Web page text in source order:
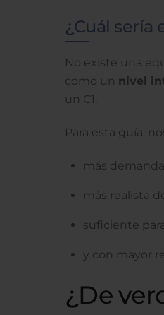
¿Cuál sería
No existe una
como un nivel
un C1.
Para esta guía,
más
más realista
suficiente
y con mayor
¿De